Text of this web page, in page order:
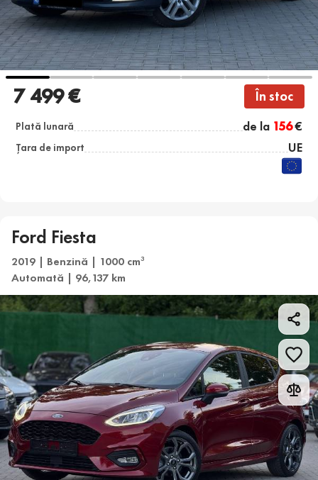
7 499 € În stoc
Plată lunară de la 156€
Țara de import UE
Ford Fiesta
2019 | Benzină | 1000 cm3
Automată | 96,137 km